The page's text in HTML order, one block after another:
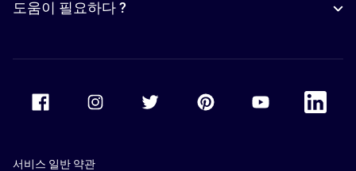
도움이 필요하다 ?
Accor Facebook Accor TwitterAccor PinterestAccor Youtube
Accor
서비스 일반 약관